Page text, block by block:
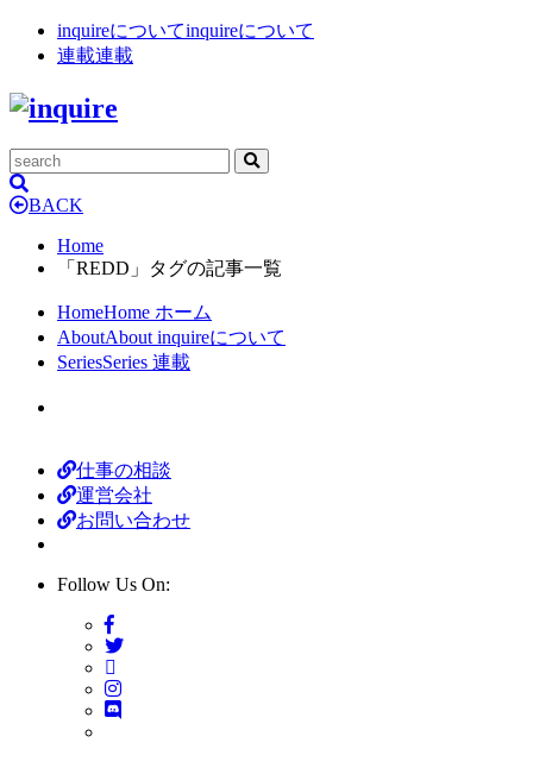
inquireについてinquireについて
連載連載
BACK
Home
「REDD」タグの記事一覧
HomeHome ホーム
AboutAbout inquireについて
SeriesSeries 連載
仕事の相談
運営会社
お問い合わせ
Follow Us On: